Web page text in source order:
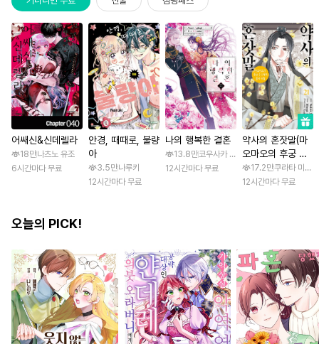
어쌔신&신데렐라
18만나츠노 유조
6시간마다 무료
안경, 때때로, 불량
아
3.5만나루키
12시간마다 무료
나의 행복한 결혼
13.8만코우사카 리토 / 아기토기 아쿠미
12시간마다 무료
약사의 혼잣말(마
오마오의 후궁 수
수께끼 풀이수첩)
17.2만쿠라타 미노
12시간마다 무료
오늘의 PICK!